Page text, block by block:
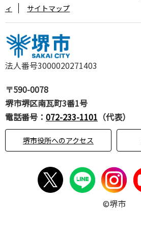
法人番号3000020271403
〒590-0078
堺市堺区南瓦町3番1号
電話番号： 072-233-1101 （代表）
堺市役所へのアクセス
ィ
サイトマップ
©堺市